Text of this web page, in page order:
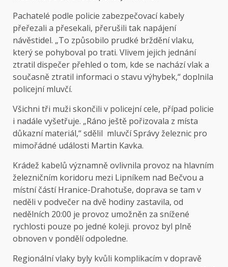
Pachatelé podle policie zabezpečovací kabely
přeřezali a přesekali, přerušili tak napájení
návěstidel. „To způsobilo prudké brždění vlaku,
který se pohyboval po trati. Vlivem jejich jednání
ztratil dispečer přehled o tom, kde se nachází vlak a
současně ztratil informaci o stavu výhybek,“ doplnila
policejní mluvčí.
Všichni tři muži skončili v policejní cele, případ policie
i nadále vyšetřuje. „Ráno ještě pořizovala z místa
důkazní materiál,“ sdělil mluvčí Správy železnic pro
mimořádné události Martin Kavka.
Krádež kabelů významně ovlivnila provoz na hlavním
železničním koridoru mezi Lipníkem nad Bečvou a
místní částí Hranice-Drahotuše, doprava se tam v
neděli v podvečer na dvě hodiny zastavila, od
nedělních 20:00 je provoz umožněn za snížené
rychlosti pouze po jedné koleji. provoz byl plně
obnoven v pondělí odpoledne.
Regionální vlaky byly kvůli komplikacím v dopravě